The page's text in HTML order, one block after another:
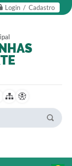
Login / Cadastro